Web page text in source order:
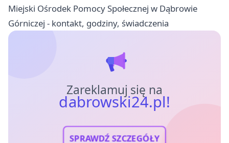
Miejski Ośrodek Pomocy Społecznej w Dąbrowie
Górniczej - kontakt, godziny, świadczenia
Zareklamuj się na
dabrowski24.pl!
SPRAWDŹ SZCZEGÓŁY